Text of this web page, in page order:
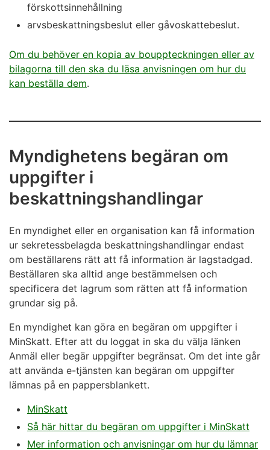
förskottsinnehållning
arvsbeskattningsbeslut eller gåvoskattebeslut.
Om du behöver en kopia av bouppteckningen eller av
bilagorna till den ska du läsa anvisningen om hur du
kan beställa dem.
Myndighetens begäran om
uppgifter i
beskattningshandlingar
En myndighet eller en organisation kan få information
ur sekretessbelagda beskattningshandlingar endast
om beställarens rätt att få information är lagstadgad.
Beställaren ska alltid ange bestämmelsen och
specificera det lagrum som rätten att få information
grundar sig på.
En myndighet kan göra en begäran om uppgifter i
MinSkatt. Efter att du loggat in ska du välja länken
Anmäl eller begär uppgifter begränsat. Om det inte går
att använda e-tjänsten kan begäran om uppgifter
lämnas på en pappersblankett.
MinSkatt
Så här hittar du begäran om uppgifter i MinSkatt
Mer information och anvisningar om hur du lämnar